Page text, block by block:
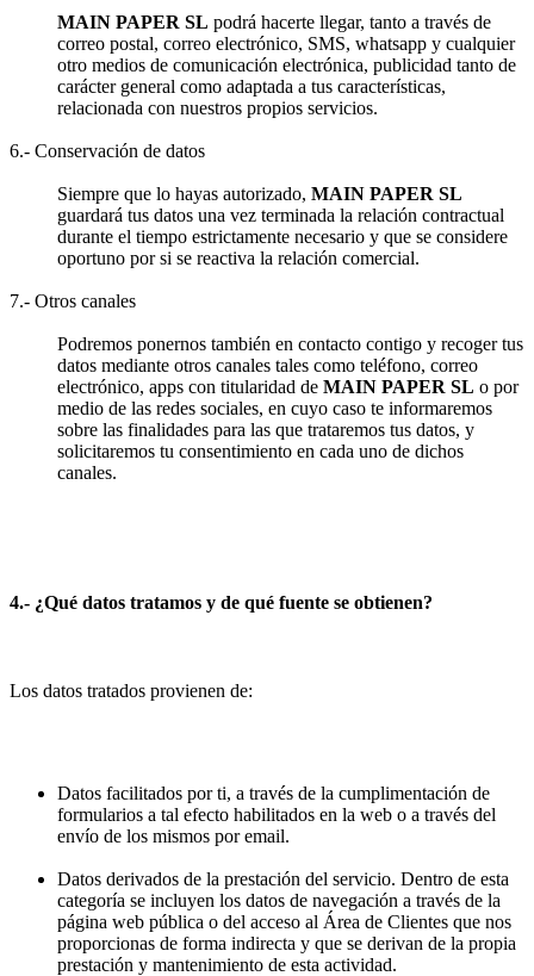
MAIN PAPER SL podrá hacerte llegar, tanto a través de
correo postal, correo electrónico, SMS, whatsapp y cualquier
otro medios de comunicación electrónica, publicidad tanto de
carácter general como adaptada a tus características,
relacionada con nuestros propios servicios.
6.- Conservación de datos
Siempre que lo hayas autorizado, MAIN PAPER SL
guardará tus datos una vez terminada la relación contractual
durante el tiempo estrictamente necesario y que se considere
oportuno por si se reactiva la relación comercial.
7.- Otros canales
Podremos ponernos también en contacto contigo y recoger tus
datos mediante otros canales tales como teléfono, correo
electrónico, apps con titularidad de MAIN PAPER SL o por
medio de las redes sociales, en cuyo caso te informaremos
sobre las finalidades para las que trataremos tus datos, y
solicitaremos tu consentimiento en cada uno de dichos
canales.
4.- ¿Qué datos tratamos y de qué fuente se obtienen?
Los datos tratados provienen de:
Datos facilitados por ti, a través de la cumplimentación de
formularios a tal efecto habilitados en la web o a través del
envío de los mismos por email.
Datos derivados de la prestación del servicio. Dentro de esta
categoría se incluyen los datos de navegación a través de la
página web pública o del acceso al Área de Clientes que nos
proporcionas de forma indirecta y que se derivan de la propia
prestación y mantenimiento de esta actividad.